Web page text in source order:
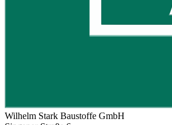
Wilhelm Stark Baustoffe GmbH